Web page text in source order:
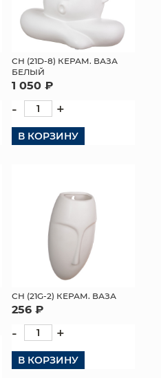
СН (21D-8) КЕРАМ. ВАЗА
БЕЛЫЙ
1 050 ₽
- +
В КОРЗИНУ
СН (21G-2) КЕРАМ. ВАЗА
256 ₽
- +
В КОРЗИНУ